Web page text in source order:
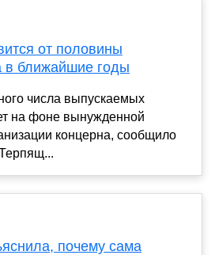
от половины
в ближайшие годы
числа выпускаемых
на фоне вынужденной
концерна, сообщило
почему сама